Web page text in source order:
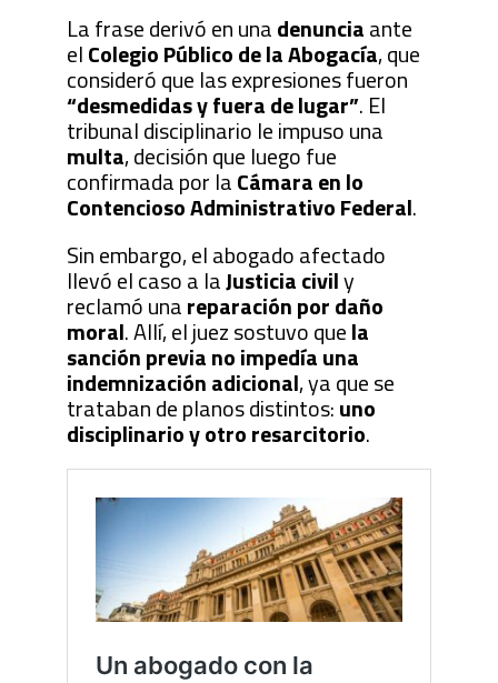
La frase derivó en unadenunciaante
elColegio Público de la Abogacía, que
consideró que las expresiones fueron
“desmedidas y fuera de lugar”. El
tribunal disciplinario le impuso una
multa, decisión que luego fue
confirmada por laCámara en lo
Contencioso Administrativo Federal.
Sin embargo, el abogado afectado
llevó el caso a laJusticia civily
reclamó unareparación por daño
moral. Allí, el juez sostuvo quela
sanción previa no impedía una
indemnización adicional, ya que se
trataban de planos distintos:uno
disciplinario y otro resarcitorio.